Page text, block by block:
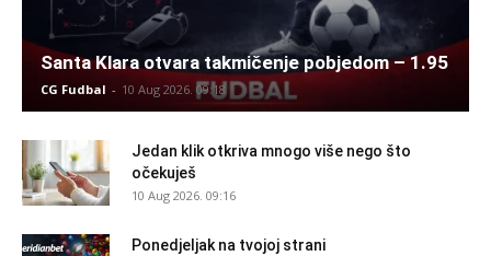
Santa Klara otvara takmičenje pobjedom – 1.95
CG Fudbal - 10 Aug 2026. 09:18
Jedan klik otkriva mnogo više nego što
očekuješ
10 Aug 2026. 09:16
Ponedjeljak na tvojoj strani